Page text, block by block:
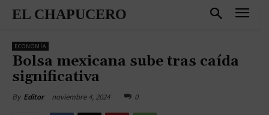
EL CHAPUCERO
ECONOMÍA
Bolsa mexicana sube tras caída
significativa
By Editor noviembre 4, 2024 0